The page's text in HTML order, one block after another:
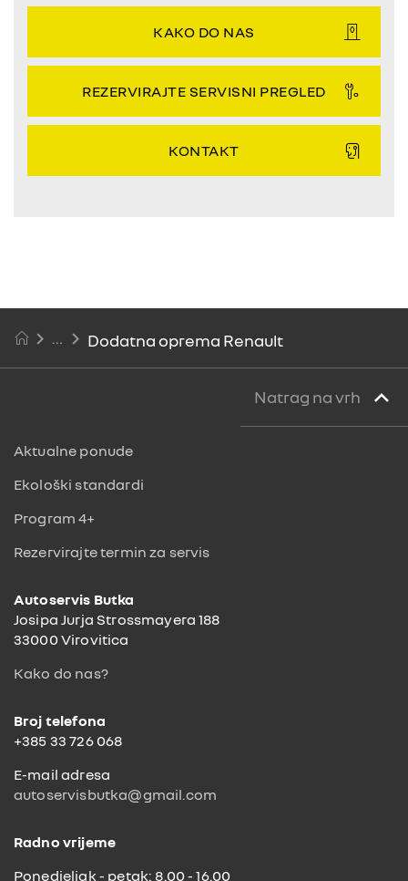
KAKO DO NAS
REZERVIRAJTE SERVISNI PREGLED
KONTAKT
Dodatna oprema Renault
Natrag na vrh
Aktualne ponude
Ekološki standardi
Program 4+
Rezervirajte termin za servis
Autoservis Butka
Josipa Jurja Strossmayera 188
33000 Virovitica
Kako do nas?
Broj telefona
+385 33 726 068
E-mail adresa
autoservisbutka@gmail.com
Radno vrijeme
Ponedjeljak - petak: 8.00 - 16.00